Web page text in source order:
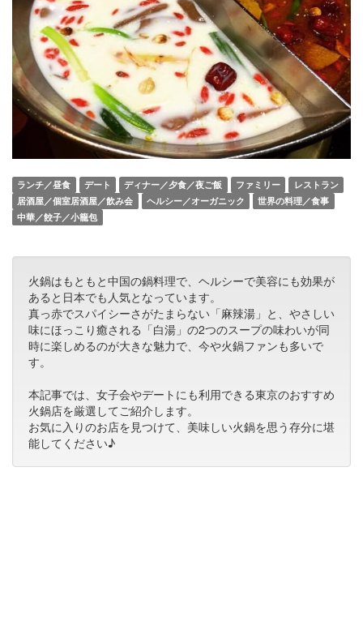
ランチ／昼食 デート ディナー／夕食／夜ご飯 ファミリー
レストラン
居酒屋／個室居酒屋／飲み会
ヘルシー／オーガニック
世界の料理／食事
中華／餃子／小籠包
火鍋はもともと中国の鍋料理で、ヘルシーで美容にも効果が
あると日本でも人気となっています。
真っ赤でスパイシーさがたまらない「麻辣湯」と、やさしい
味にほっこり癒される「白湯」の2つのスープの味わいが同
時に楽しめるのが大きな魅力で、今や火鍋ファンも多いで
す。
本記事では、女子会やデートにも利用できる東京のおすすめ
火鍋店を厳選してご紹介します。
お気に入りのお店を見つけて、美味しい火鍋を思う存分に堪
能してください♪